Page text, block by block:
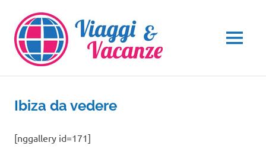
contenuto
MENU
Ibiza da vedere
[nggallery id=171]